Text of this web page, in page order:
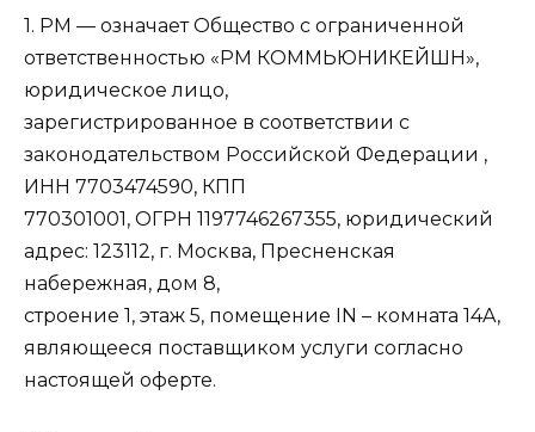
1. РМ — означает Общество с ограниченной
ответственностью «РМ КОММЬЮНИКЕЙШН»,
юридическое лицо,
зарегистрированное в соответствии с
законодательством Российской Федерации ,
ИНН 7703474590, КПП
770301001, ОГРН 1197746267355, юридический
адрес: 123112, г. Москва, Пресненская
набережная, дом 8,
строение 1, этаж 5, помещение IN – комната 14A,
являющееся поставщиком услуги согласно
настоящей оферте.